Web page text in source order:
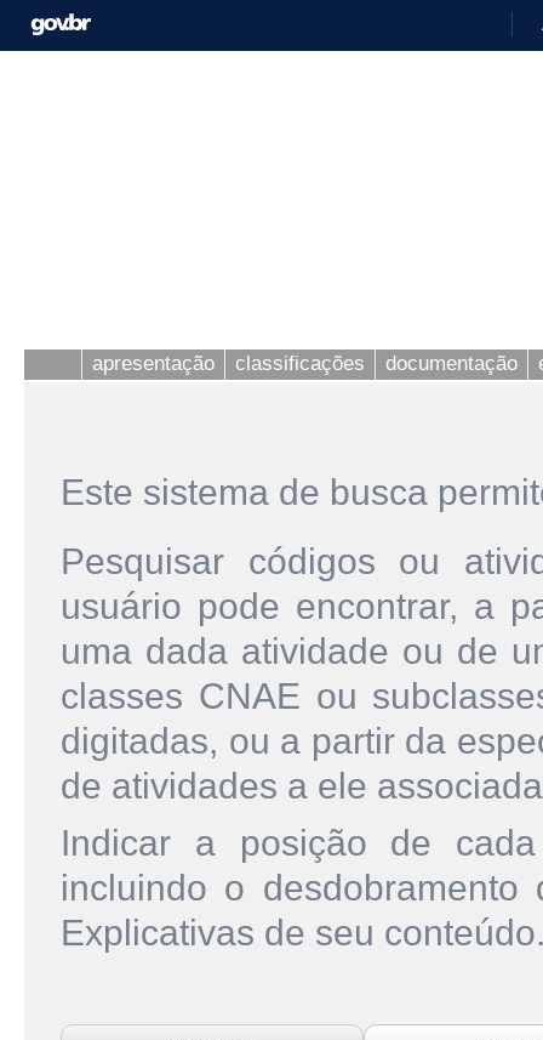
apresentação classificações documentação
Este sistema de busca
Pesquisar códigos ou
usuário pode encontrar, a
uma dada atividade ou de
classes CNAE ou
digitadas, ou a partir da
de atividades a ele
Indicar a posição de
incluindo o
Explicativas de seu